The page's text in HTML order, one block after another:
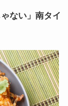
ない」南タイ